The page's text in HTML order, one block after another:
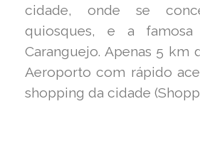
cidade, onde se
quiosques, e a famosa
Caranguejo. Apenas 5 km
Aeroporto com rápido
shopping da cidade